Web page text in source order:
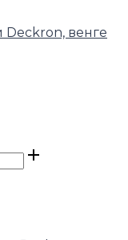
Deckron, венге